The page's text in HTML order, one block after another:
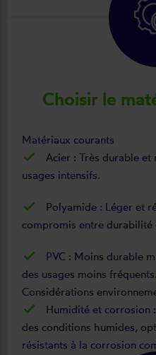
Choisir le
Matériaux courants
Acier : Très durable
usages intensifs.
Polyamide : Léger et
compromis entre durabilité
PVC : Moins durable
des usages moins fréquents.
Considérations
Humidité et corrosion
des conditions humides,
résistants à la corrosion